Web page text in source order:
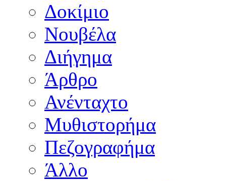
Δοκίμιο
Νουβέλα
Διήγημα
Άρθρο
Ανένταχτο
Μυθιστορήμα
Πεζογραφήμα
Άλλο